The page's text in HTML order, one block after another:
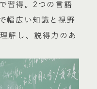
習得。2つの言語
幅広い知識と視野
解し、説得力のあ